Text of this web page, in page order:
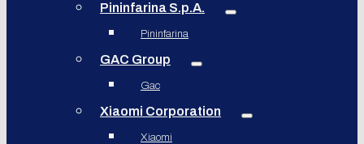
Pininfarina S.p.A.
Pininfarina
GAC Group
Gac
Xiaomi Corporation
Xiaomi